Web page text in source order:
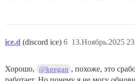
ice.d (discord ice) 13.Ноябрь.2025
6
Хорошо, @keegan , похоже, это